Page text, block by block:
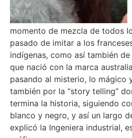
momento de mezcla de todos
pasado de imitar a los
indígenas, como así también
que nació con la marca
pasando al misterio, lo mágico
también por la “story telling”
termina la historia, siguiendo
blanco y negro, y así un largo
explicó la Ingeniera industrial,